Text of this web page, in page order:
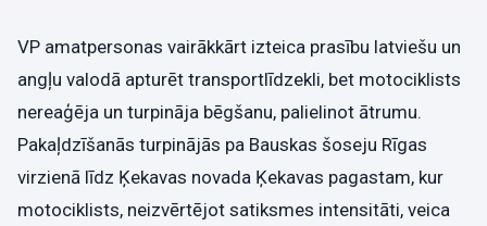
VP amatpersonas vairākkārt izteica prasību latviešu un
angļu valodā apturēt transportlīdzekli, bet motociklists
nereaģēja un turpināja bēgšanu, palielinot ātrumu.
Pakaļdzīšanās turpinājās pa Bauskas šoseju Rīgas
virzienā līdz Ķekavas novada Ķekavas pagastam, kur
motociklists, neizvērtējot satiksmes intensitāti, veica